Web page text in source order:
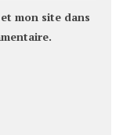
mon site dans